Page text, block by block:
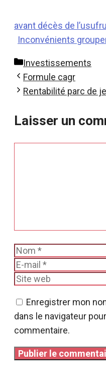
avant décès de
Inconvénients
Catégories
Investissements
Formule cagr
Rentabilité parc de
Laisser un
Nom
Enregistrer mon
dans le navigateur
commentaire.